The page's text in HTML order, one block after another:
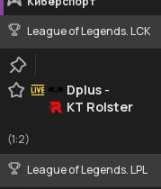
League of Legends. LCK
Dplus -
KT Rolster
(1:2)
League of Legends. LPL